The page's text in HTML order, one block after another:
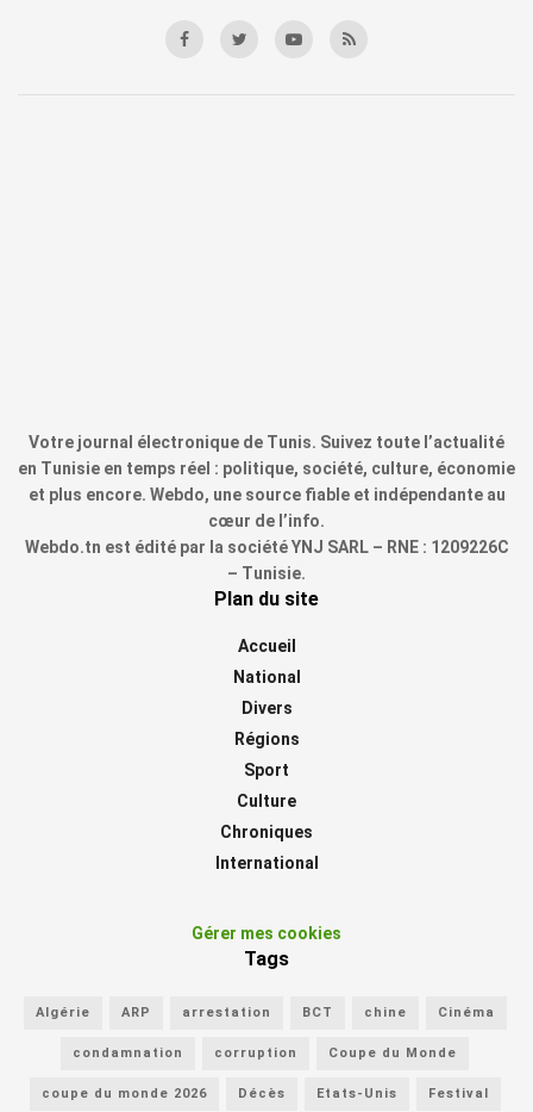
Votre journal électronique de Tunis. Suivez toute l’actualité
en Tunisie en temps réel : politique, société, culture, économie
et plus encore. Webdo, une source fiable et indépendante au
cœur de l’info.
Webdo.tn est édité par la société YNJ SARL – RNE : 1209226C
– Tunisie.
Plan du site
Accueil
National
Divers
Régions
Sport
Culture
Chroniques
International
Gérer mes cookies
Tags
Algérie ARP arrestation BCT chine Cinéma
condamnation corruption Coupe du Monde
coupe du monde 2026 Décès Etats-Unis Festival